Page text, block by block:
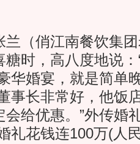
（俏江南餐饮集团
时，高八度地说
华婚宴，就是简单
事长非常好，他饭
会给优惠。”外传婚
礼花钱连100万(人